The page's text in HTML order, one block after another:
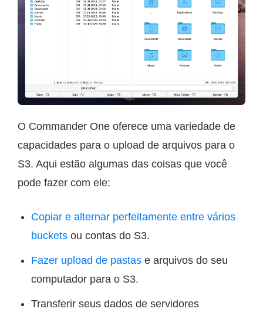
O Commander One oferece uma variedade de
capacidades para o upload de arquivos para o
S3. Aqui estão algumas das coisas que você
pode fazer com ele:
Copiar e alternar perfeitamente entre vários
buckets ou contas do S3.
Fazer upload de pastas e arquivos do seu
computador para o S3.
Transferir seus dados de servidores